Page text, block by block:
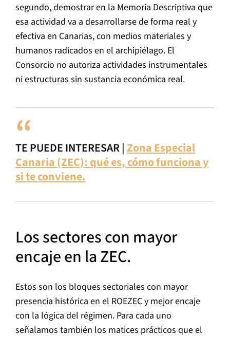
segundo, demostrar en la Memoria Descriptiva que
esa actividad va a desarrollarse de forma real y
efectiva en Canarias, con medios materiales y
humanos radicados en el archipiélago. El
Consorcio no autoriza actividades instrumentales
ni estructuras sin sustancia económica real.
TE PUEDE INTERESAR |Zona Especial
Canaria (ZEC): qué es, cómo funciona y
si te conviene.
Los sectores con mayor
encaje en la ZEC.
Estos son los bloques sectoriales con mayor
presencia histórica en el ROEZEC y mejor encaje
con la lógica del régimen. Para cada uno
señalamos también los matices prácticos que el